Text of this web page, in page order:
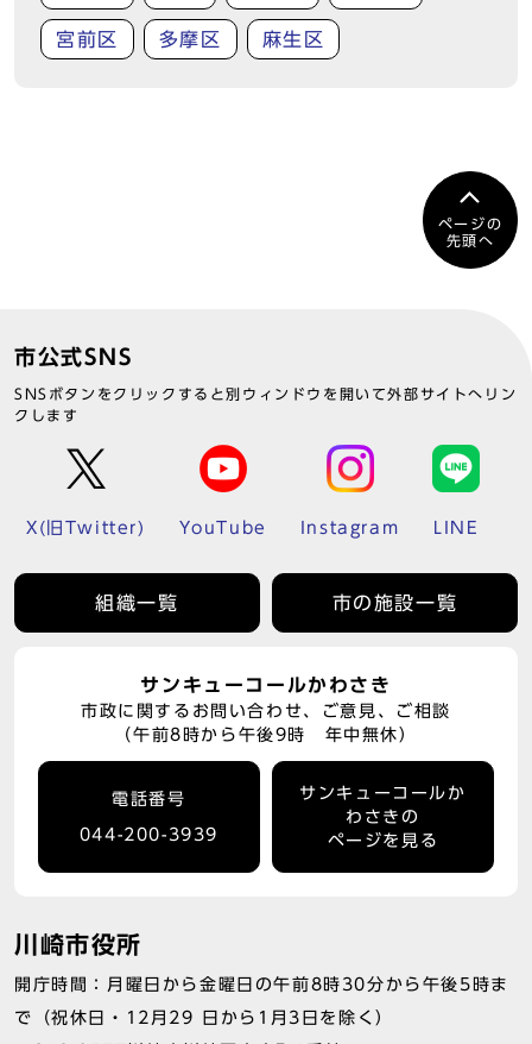
宮前区 多摩区 麻生区
ページの
先頭へ
市公式SNS
SNSボタンをクリックすると別ウィンドウを開いて外部サイトへリン
クします
X(旧Twitter) YouTube Instagram LINE
組織一覧 市の施設一覧
サンキューコールかわさき
市政に関するお問い合わせ、ご意見、ご相談
（午前8時から午後9時 年中無休）
電話番号
044-200-3939
サンキューコールか
わさきの
ページを見る
川崎市役所
開庁時間：月曜日から金曜日の午前8時30分から午後5時ま
で（祝休日・12月29 日から1月3日を除く）